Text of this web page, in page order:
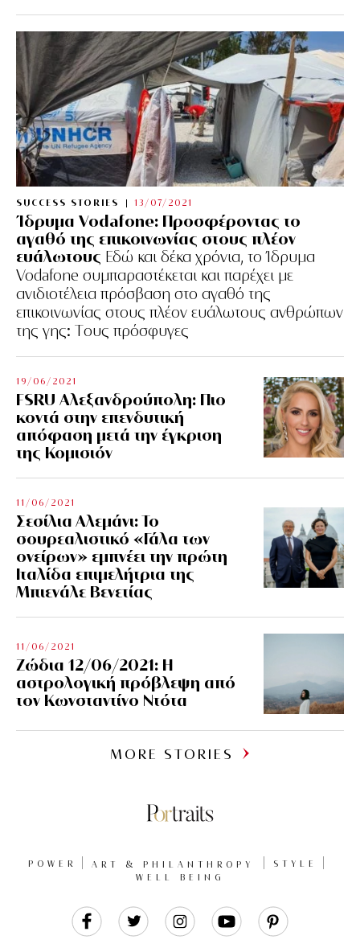
SUCCESS STORIES 13/07/2021
Ίδρυμα Vodafone: Προσφέροντας το
αγαθό της επικοινωνίας στους πλέον
ευάλωτους Εδώ και δέκα χρόνια, το Ίδρυμα
Vodafone συμπαραστέκεται και παρέχει με
ανιδιοτέλεια πρόσβαση στο αγαθό της
επικοινωνίας στους πλέον ευάλωτους ανθρώπων
της γης: Tους πρόσφυγες
19/06/2021
FSRU Αλεξανδρούπολη: Πιο
κοντά στην επενδυτική
απόφαση μετά την έγκριση
της Κομισιόν
11/06/2021
Σεσίλια Αλεμάνι: Το
σουρεαλιστικό «Γάλα των
ονείρων» εμπνέει την πρώτη
Ιταλίδα επιμελήτρια της
Μπιενάλε Βενετίας
11/06/2021
Ζώδια 12/06/2021: Η
αστρολογική πρόβλεψη από
τον Κωνσταντίνο Ντότα
MORE STORIES
POWER ART & PHILANTHROPY
STYLE
WELL BEING